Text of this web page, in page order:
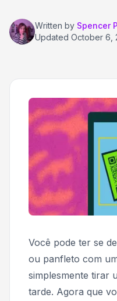
Written by Spencer
Updated October 6,
Você pode ter se
ou panfleto com
simplesmente tirar
tarde. Agora que